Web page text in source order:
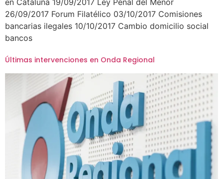
en Cataluña 19/09/2017 Ley Penal del Menor
26/09/2017 Forum Filatélico 03/10/2017 Comisiones
bancarias ilegales 10/10/2017 Cambio domicilio social
bancos
Últimas intervenciones en Onda Regional